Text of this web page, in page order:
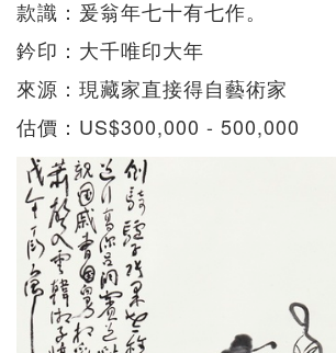
款識：爰翁年七十有七作。
鈐印：大千唯印大年
來源：現藏家直接得自藝術家
估價：US$300,000 - 500,000